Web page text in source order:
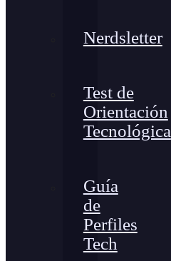
Nerdsletter
Test de
Orientación
Tecnológica
Guía
de
Perfiles
Tech